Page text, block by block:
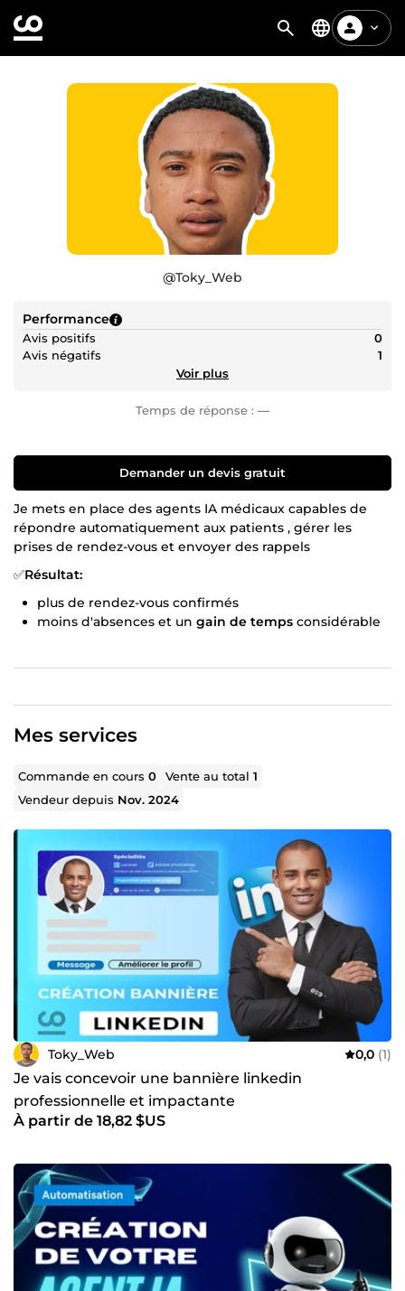
@Toky_Web
Performance
Avis positifs
0
Avis négatifs
1
Voir plus
Temps de réponse : —
Demander un devis gratuit
Je mets en place des agents IA médicaux capables de
répondre automatiquement aux patients , gérer les
prises de rendez-vous et envoyer des rappels
✅Résultat:
plus de rendez-vous confirmés
moins d'absences et un gain de temps considérable
💼Prêt à donner vie à vos projets en ligne avec expertise
Mes services
Commande en cours0 Vente au total1
Vendeur depuis Nov. 2024
Toky_Web 0,0 (1)
Je vais concevoir une bannière linkedin
professionnelle et impactante
À partir de 18,82 $US